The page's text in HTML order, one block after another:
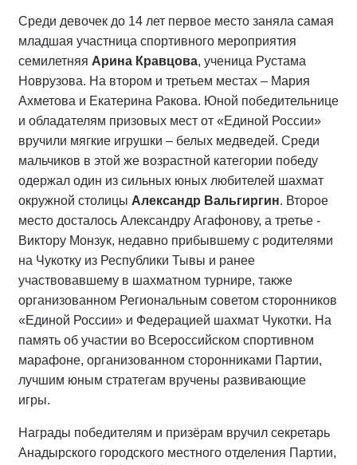
Среди девочек до 14 лет первое место заняла самая
младшая участница спортивного мероприятия
семилетняя Арина Кравцова, ученица Рустама
Новрузова. На втором и третьем местах – Мария
Ахметова и Екатерина Ракова. Юной победительнице
и обладателям призовых мест от «Единой России»
вручили мягкие игрушки – белых медведей. Среди
мальчиков в этой же возрастной категории победу
одержал один из сильных юных любителей шахмат
окружной столицы Александр Вальгиргин. Второе
место досталось Александру Агафонову, а третье -
Виктору Монзук, недавно прибывшему с родителями
на Чукотку из Республики Тывы и ранее
участвовавшему в шахматном турнире, также
организованном Региональным советом сторонников
«Единой России» и Федерацией шахмат Чукотки. На
память об участии во Всероссийском спортивном
марафоне, организованном сторонниками Партии,
лучшим юным стратегам вручены развивающие
игры.
Награды победителям и призёрам вручил секретарь
Анадырского городского местного отделения Партии,